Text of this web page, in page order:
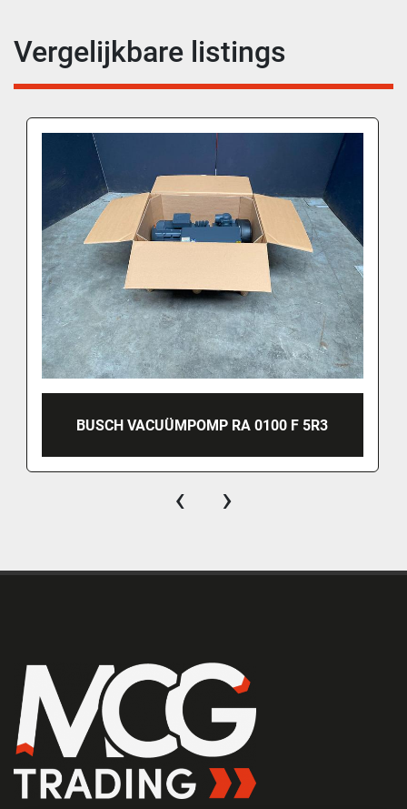
Vergelijkbare listings
BUSCH VACUÜMPOMP RA 0100 F 5R3
‹ ›